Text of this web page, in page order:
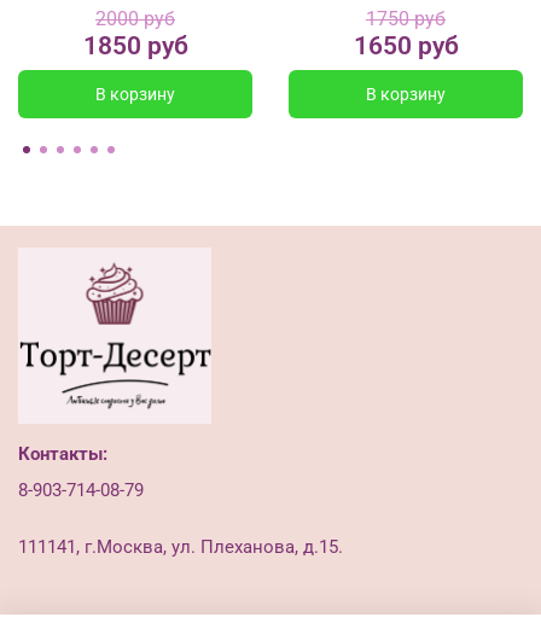
2000 руб
1850 руб
В корзину
1750 руб
1650 руб
В корзину
Контакты:
8-903-714-08-79
111141, г.Москва, ул. Плеханова, д.15.